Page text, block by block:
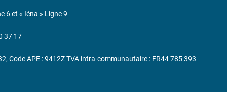
6 et « Iéna » Ligne 9
37 17
Code APE : 9412Z TVA intra-communautaire : FR44 785 393